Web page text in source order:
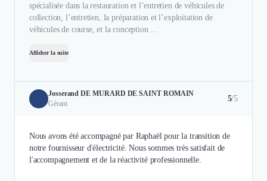
spécialisée dans la restauration et l’entretien de véhicules de
collection, l’entretien, la préparation et l’exploitation de
véhicules de course, et la conception ...
Afficher la suite
Josserand DE MURARD DE SAINT ROMAIN
Gérant
5/5
Nous avons été accompagné par Raphaël pour la transition de
notre fournisseur d'électricité. Nous sommes très satisfait de
l'accompagnement et de la réactivité professionnelle.